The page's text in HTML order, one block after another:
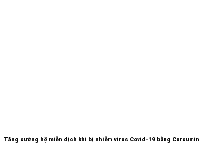
Tăng cường hệ miễn dịch khi bị nhiễm virus Covid-19 bằng Curcumin